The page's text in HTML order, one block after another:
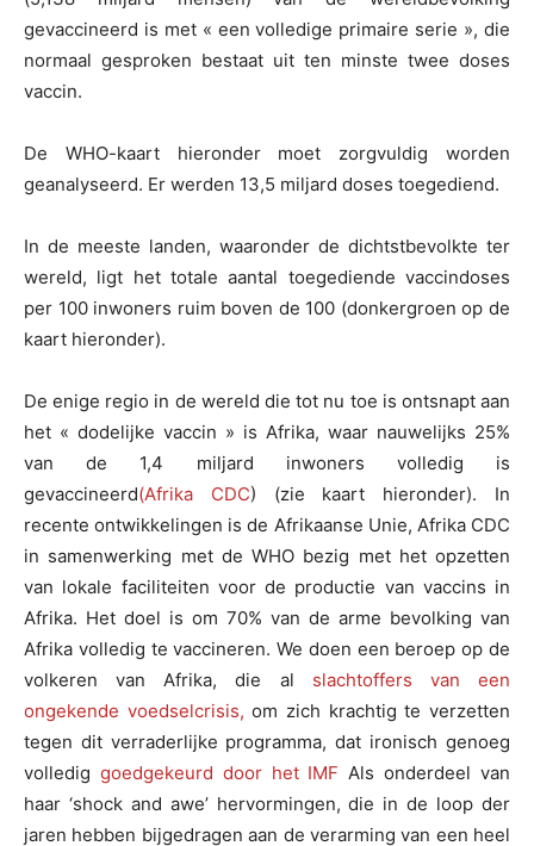
gevaccineerd is met « een volledige primaire serie », die
normaal gesproken bestaat uit ten minste twee doses
vaccin.
De WHO-kaart hieronder moet zorgvuldig worden
geanalyseerd. Er werden 13,5 miljard doses toegediend.
In de meeste landen, waaronder de dichtstbevolkte ter
wereld, ligt het totale aantal toegediende vaccindoses
per 100 inwoners ruim boven de 100 (donkergroen op de
kaart hieronder).
De enige regio in de wereld die tot nu toe is ontsnapt aan
het « dodelijke vaccin » is Afrika, waar nauwelijks 25%
van de 1,4 miljard inwoners volledig is
gevaccineerd(Afrika CDC) (zie kaart hieronder). In
recente ontwikkelingen is de Afrikaanse Unie, Afrika CDC
in samenwerking met de WHO bezig met het opzetten
van lokale faciliteiten voor de productie van vaccins in
Afrika. Het doel is om 70% van de arme bevolking van
Afrika volledig te vaccineren. We doen een beroep op de
volkeren van Afrika, die al slachtoffers van een
ongekende voedselcrisis, om zich krachtig te verzetten
tegen dit verraderlijke programma, dat ironisch genoeg
volledig goedgekeurd door het IMF Als onderdeel van
haar ‘shock and awe’ hervormingen, die in de loop der
jaren hebben bijgedragen aan de verarming van een heel